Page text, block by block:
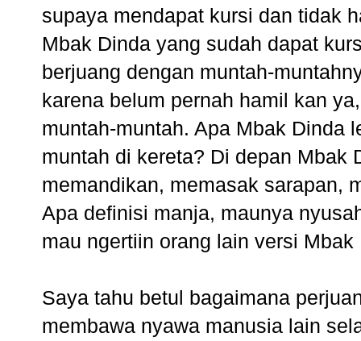
supaya mendapat kursi dan tidak
Mbak Dinda yang sudah dapat
berjuang dengan muntah-
karena belum pernah hamil kan
muntah-muntah. Apa Mbak Dinda
muntah di kereta? Di depan Mbak
memandikan, memasak sarapan,
Apa definisi manja, maunya
mau ngertiin orang lain versi
Saya tahu betul bagaimana
membawa nyawa manusia lain